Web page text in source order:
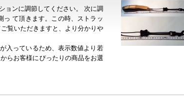
ョンに調節してください。 次に調
て頂きます。この時、ストラッ
覧いただきますと、より分かりや
入っているため、表示数値より若
らお客様にぴったりの商品をお選